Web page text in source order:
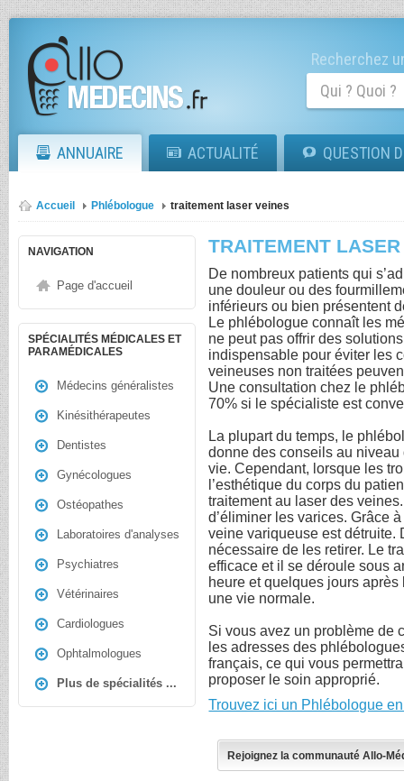
Recherchez
ANNUAIRE ACTUALITÉ QUESTION
Accueil Phlébologue traitement laser veines
NAVIGATION
Page d'accueil
SPÉCIALITÉS MÉDICALES ET
PARAMÉDICALES
Médecins généralistes
Kinésithérapeutes
Dentistes
Gynécologues
Ostéopathes
Laboratoires d'analyses
Psychiatres
Vétérinaires
Cardiologues
Ophtalmologues
Plus de spécialités ...
TRAITEMENT
De nombreux patients qui
une douleur ou des
inférieurs ou bien présentent
Le phlébologue connaît les
ne peut pas offrir des
indispensable pour éviter les
veineuses non traitées
Une consultation chez le
70% si le spécialiste est
La plupart du temps, le
donne des conseils au niveau
vie. Cependant, lorsque les
l’esthétique du corps du
traitement au laser des
d’éliminer les varices. Grâce
veine variqueuse est détruite.
nécessaire de les retirer. Le
efficace et il se déroule sous
heure et quelques jours
une vie normale.
Si vous avez un problème de
les adresses des
français, ce qui vous
proposer le soin approprié.
Trouvez ici un Phlébologue
Rejoignez la communauté Allo-